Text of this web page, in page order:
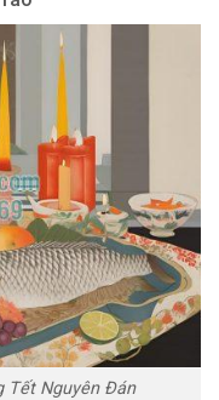
Tết Nguyên Đán